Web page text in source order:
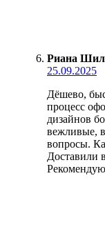
Риана
25.09.2025
Дёшево,
процесс
дизайнов
вежливые,
вопросы.
Доставили